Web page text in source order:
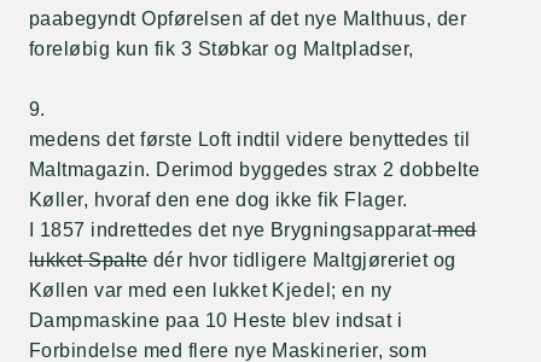
paabegyndt Opførelsen af det nye Malthuus, der
foreløbig kun fik 3 Støbkar og Maltpladser,
9.
medens det første Loft indtil videre benyttedes til
Maltmagazin. Derimod byggedes strax 2 dobbelte
Køller, hvoraf den ene dog ikke fik Flager.
I 1857 indrettedes det nye Brygningsapparatmed
lukket Spaltedér hvor tidligere Maltgjøreriet og
Køllen var med een lukket Kjedel; en ny
Dampmaskine paa 10 Heste blev indsat i
Forbindelse med flere nye Maskinerier, som